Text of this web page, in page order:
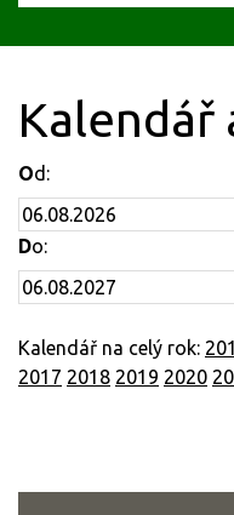
Kalendář
Od:
Do:
Kalendář na celý rok:
2017 2018 2019 2020